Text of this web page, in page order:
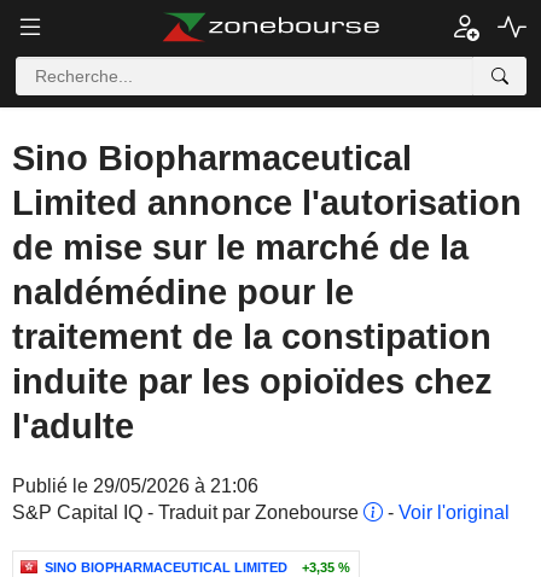
Sino Biopharmaceutical
Limited annonce l'autorisation
de mise sur le marché de la
naldémédine pour le
traitement de la constipation
induite par les opioïdes chez
l'adulte
Publié le 29/05/2026 à 21:06
S&P Capital IQ - Traduit par Zonebourse
- Voir l'original
SINO BIOPHARMACEUTICAL LIMITED +3,35 %